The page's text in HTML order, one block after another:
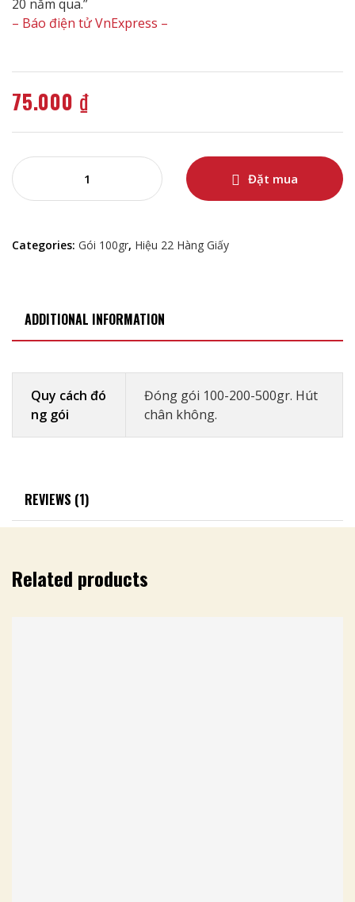
20 năm qua.”
– Báo điện tử VnExpress –
75.000 ₫
Đặt mua
Categories: Gói 100gr, Hiệu 22 Hàng Giấy
ADDITIONAL INFORMATION
Quy cách đó
ng gói
Đóng gói 100-200-500gr. Hút
chân không.
REVIEWS (1)
Related products